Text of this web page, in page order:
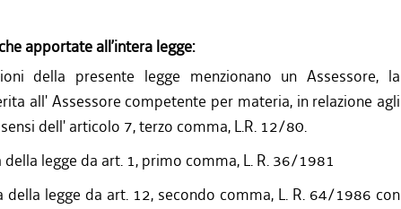
apportate all’intera legge:
della presente legge menzionano un Assessore, la
all' Assessore competente per materia, in relazione agli
dell' articolo 7, terzo comma, L.R. 12/80.
legge da art. 1, primo comma, L. R. 36/1981
della legge da art. 12, secondo comma, L. R. 64/1986 con